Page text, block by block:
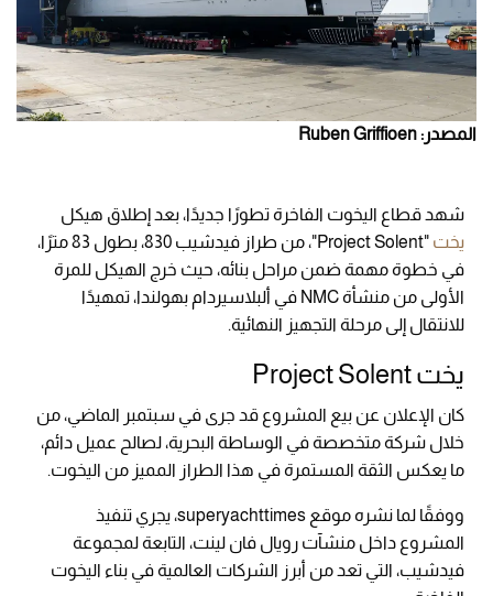
المصدر: Ruben Griffioen
شهد قطاع اليخوت الفاخرة تطورًا جديدًا، بعد إطلاق هيكل
يخت
"Project Solent"، من طراز فيدشيب 830، بطول 83 مترًا،
في خطوة مهمة ضمن مراحل بنائه، حيث خرج الهيكل للمرة
الأولى من منشأة NMC في ألبلاسيردام بهولندا، تمهيدًا
للانتقال إلى مرحلة التجهيز النهائية.
يخت Project Solent
كان الإعلان عن بيع المشروع قد جرى في سبتمبر الماضي، من
خلال شركة متخصصة في الوساطة البحرية، لصالح عميل دائم،
ما يعكس الثقة المستمرة في هذا الطراز المميز من اليخوت.
ووفقًا لما نشره موقع superyachttimes، يجري تنفيذ
المشروع داخل منشآت رويال فان لينت، التابعة لمجموعة
فيدشيب، التي تعد من أبرز الشركات العالمية في بناء اليخوت